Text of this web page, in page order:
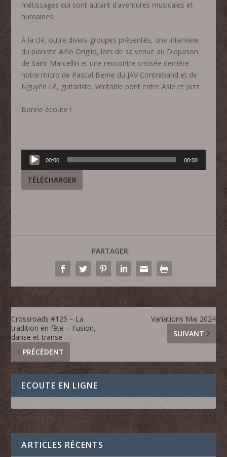
métissages qui sont autant d’aventures musicales et
humaines.
À la clé, outre divers groupes présentés, une interview
du pianiste Alfio Origlio, lors de sa venue au Diapason
de Saint Marcellin et une rencontre croisée derrière
notre micro de Pascal Berne du JAV Contreband et de
Nguyên Lê, guitariste, véritable pont entre Asie et jazz.
Bonne écoute !
Lecteur
audio
00:00 00:00
TÉLÉCHARGER
PARTAGER:
Crossroads #125 – La
tradition en fête – Fusion,
danse et transe
PRÉCÉDENT
Variations Mai 2024
SUIVANT
ECOUTE EN LIGNE
ARTICLES RÉCENTS